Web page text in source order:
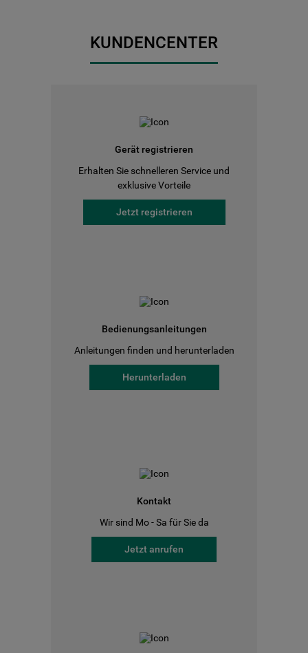
KUNDENCENTER
Gerät registrieren
Erhalten Sie schnelleren Service und
exklusive Vorteile
Jetzt registrieren
Bedienungsanleitungen
Anleitungen finden und herunterladen
Herunterladen
Kontakt
Wir sind Mo - Sa für Sie da
Jetzt anrufen